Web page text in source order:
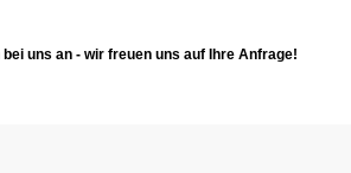
uns an - wir freuen uns auf Ihre Anfrage!